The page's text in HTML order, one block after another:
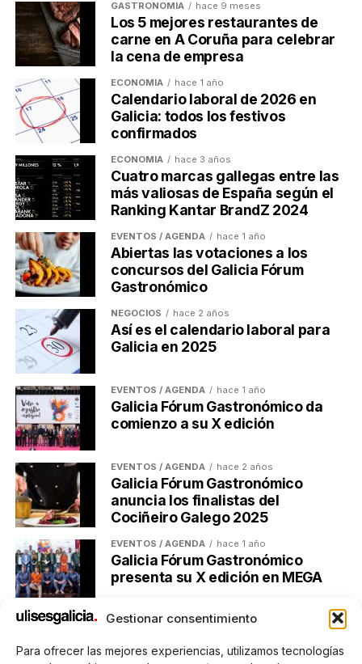
Gestionar consentimiento
Para ofrecer las mejores experiencias, utilizamos tecnologías
(3,2%) y Pontevedra (4,2%), mientras que
descendieron en Ourense (-4,8%) y Lugo (-9%) en
comparación con el año anterior.
Post Views: 424
TEMAS RELACIONADOS:
A CONTINUACIÓN
Baja productividad e incertidumbre: los retos de
las empresas gallegas
NO TE PIERDAS
Empresarias Galicia celebra su entrega de
premios el 14 de febrero
Ulises Galicia
Actualidad económica, negocios, comunicación y marketing
digital en Galicia
GASTRONOMÍA hace 9 meses
Los 5 mejores restaurantes de
carne en A Coruña para celebrar
la cena de empresa
ECONOMÍA hace 1 año
Calendario laboral de 2026 en
Galicia: todos los festivos
confirmados
ECONOMÍA hace 3 años
Cuatro marcas gallegas entre las
más valiosas de España según el
Ranking Kantar BrandZ 2024
EVENTOS / AGENDA hace 1 año
Abiertas las votaciones a los
concursos del Galicia Fórum
Gastronómico
NEGOCIOS hace 2 años
Así es el calendario laboral para
Galicia en 2025
EVENTOS / AGENDA hace 1 año
Galicia Fórum Gastronómico da
comienzo a su X edición
EVENTOS / AGENDA hace 2 años
Galicia Fórum Gastronómico
anuncia los finalistas del
Cociñeiro Galego 2025
EVENTOS / AGENDA hace 1 año
Galicia Fórum Gastronómico
presenta su X edición en MEGA